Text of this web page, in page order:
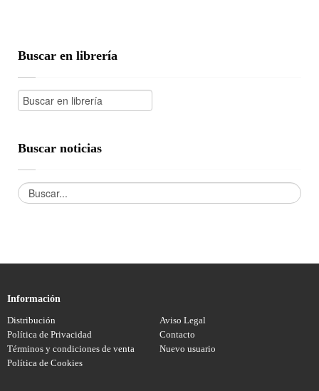
Buscar en librería
Buscar noticias
Información
Distribución
Aviso Legal
Política de Privacidad
Contacto
Términos y condiciones de venta
Nuevo usuario
Política de Cookies